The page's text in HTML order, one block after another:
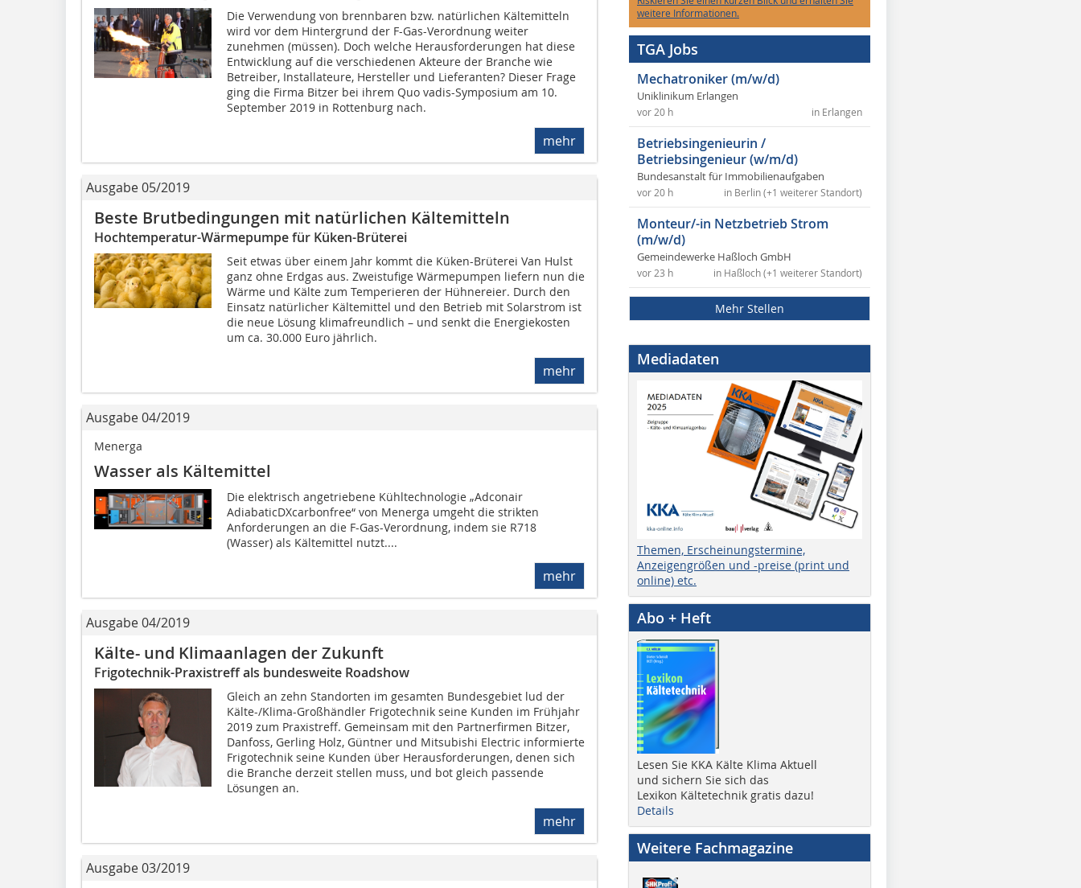
Die Verwendung von brennbaren bzw. natürlichen Kältemitteln
wird vor dem Hintergrund der F-Gas-Verordnung weiter
zunehmen (müssen). Doch welche Herausforderungen hat diese
Entwicklung auf die verschiedenen Akteure der Branche wie
Betreiber, Installateure, Hersteller und Lieferanten? Dieser Frage
ging die Firma Bitzer bei ihrem Quo vadis-Symposium am 10.
September 2019 in Rottenburg nach.
mehr
Ausgabe 05/2019
Beste Brutbedingungen mit natürlichen Kältemitteln
Hochtemperatur-Wärmepumpe für Küken-Brüterei
Seit etwas über einem Jahr kommt die Küken-Brüterei Van Hulst
ganz ohne Erdgas aus. Zweistufige Wärmepumpen liefern nun die
Wärme und Kälte zum Temperieren der Hühnereier. Durch den
Einsatz natürlicher Kältemittel und den Betrieb mit Solarstrom ist
die neue Lösung klimafreundlich – und senkt die Energiekosten
um ca. 30.000 Euro jährlich.
mehr
Ausgabe 04/2019
Menerga
Wasser als Kältemittel
Die elektrisch angetriebene Kühltechnologie „Adconair
AdiabaticDXcarbonfree“ von Menerga umgeht die strikten
Anforderungen an die F-Gas-Verordnung, indem sie R718
(Wasser) als Kältemittel nutzt....
mehr
Ausgabe 04/2019
Kälte- und Klimaanlagen der Zukunft
Frigotechnik-Praxistreff als bundesweite Roadshow
Gleich an zehn Standorten im gesamten Bundesgebiet lud der
Kälte-/Klima-Großhändler Frigotechnik seine Kunden im Frühjahr
2019 zum Praxistreff. Gemeinsam mit den Partnerfirmen Bitzer,
Danfoss, Gerling Holz, Güntner und Mitsubishi Electric informierte
Frigotechnik seine Kunden über Herausforderungen, denen sich
die Branche derzeit stellen muss, und bot gleich passende
Lösungen an.
mehr
Ausgabe 03/2019
weitere Informationen.
TGA Jobs
Mechatroniker (m/w/d)
Uniklinikum Erlangen
in Erlangen
vor 20 h
Betriebsingenieurin /
Betriebsingenieur (w/m/d)
Bundesanstalt für Immobilienaufgaben
in Berlin (+1 weiterer Standort)
vor 20 h
Monteur/-in Netzbetrieb Strom
(m/w/d)
Gemeindewerke Haßloch GmbH
in Haßloch (+1 weiterer Standort)
vor 23 h
Mehr Stellen
Mediadaten
Themen, Erscheinungstermine,
Anzeigengrößen und -preise (print und
online) etc.
Abo + Heft
Lesen Sie KKA Kälte Klima Aktuell
und sichern Sie sich das
Lexikon Kältetechnik gratis dazu!
Details
Weitere Fachmagazine